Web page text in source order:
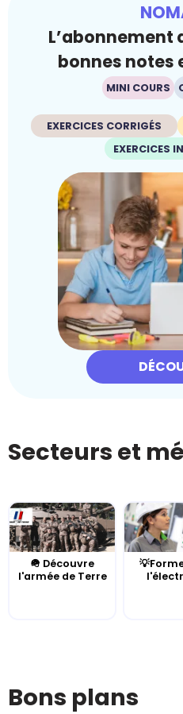
L’abonnement
bonnes notes
MINI COURS
EXERCICES CORRIGÉS
EXERCICES
Secteurs et
🪖 Découvre
l'armée de Terre
Bons plans